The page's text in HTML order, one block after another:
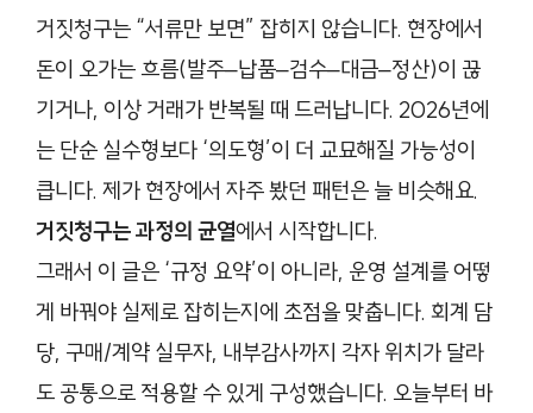
거짓청구는 “서류만 보면” 잡히지 않습니다. 현장에서
돈이 오가는 흐름(발주–납품–검수–대금–정산)이 끊
기거나, 이상 거래가 반복될 때 드러납니다. 2026년에
는 단순 실수형보다 ‘의도형’이 더 교묘해질 가능성이
큽니다. 제가 현장에서 자주 봤던 패턴은 늘 비슷해요.
거짓청구는 과정의 균열에서 시작합니다.
그래서 이 글은 ‘규정 요약’이 아니라, 운영 설계를 어떻
게 바꿔야 실제로 잡히는지에 초점을 맞춥니다. 회계 담
당, 구매/계약 실무자, 내부감사까지 각자 위치가 달라
도 공통으로 적용할 수 있게 구성했습니다. 오늘부터 바